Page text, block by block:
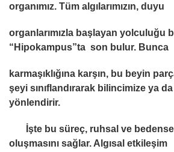
organımız. Tüm algılarımızın, duyu
organlarımızla başlayan yolculuğu
“Hipokampus”ta son bulur. Bunca
karmaşıklığına karşın, bu beyin
şeyi sınıflandırarak bilincimize ya da
yönlendirir.
İşte bu süreç, ruhsal ve bedensel
oluşmasını sağlar. Algısal etkileşim